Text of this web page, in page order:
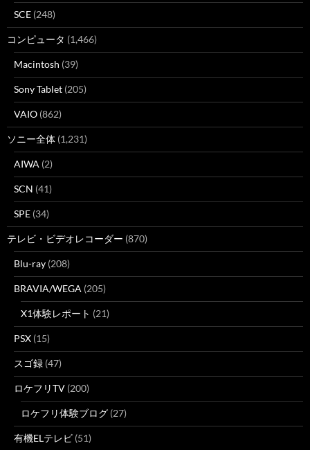
SCE (248)
コンピュータ (1,466)
Macintosh (39)
Sony Tablet (205)
VAIO (862)
ソニー全体 (1,231)
AIWA (2)
SCN (41)
SPE (34)
テレビ・ビデオレコーダー (870)
Blu-ray (208)
BRAVIA/WEGA (205)
X1体験レポート (21)
PSX (15)
スゴ録 (47)
ロケフリTV (200)
ロケフリ体験ブログ (27)
有機ELテレビ (51)